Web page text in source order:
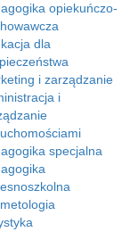
opiekuńczo-
dla
i zarządzanie
i
specjalna